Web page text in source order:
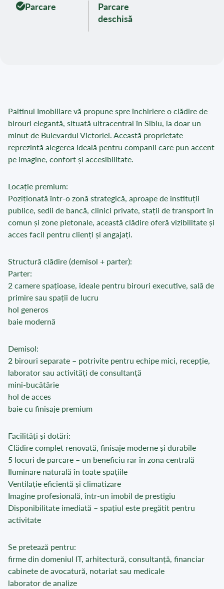
Parcare
Parcare
deschisă
Paltinul Imobiliare vă propune spre închiriere o clădire de
birouri elegantă, situată ultracentral în Sibiu, la doar un
minut de Bulevardul Victoriei. Această proprietate
reprezintă alegerea ideală pentru companii care pun accent
pe imagine, confort și accesibilitate.
Locație premium:
Poziționată într-o zonă strategică, aproape de instituții
publice, sedii de bancă, clinici private, stații de transport în
comun și zone pietonale, această clădire oferă vizibilitate și
acces facil pentru clienți și angajați.
Structură clădire (demisol + parter):
Parter:
2 camere spațioase, ideale pentru birouri executive, sală de
primire sau spații de lucru
hol generos
baie modernă
Demisol:
2 birouri separate – potrivite pentru echipe mici, recepție,
laborator sau activități de consultanță
mini-bucătărie
hol de acces
baie cu finisaje premium
Facilități și dotări:
Clădire complet renovată, finisaje moderne și durabile
5 locuri de parcare – un beneficiu rar în zona centrală
Iluminare naturală în toate spațiile
Ventilație eficientă și climatizare
Imagine profesională, într-un imobil de prestigiu
Disponibilitate imediată – spațiul este pregătit pentru
activitate
Se pretează pentru:
firme din domeniul IT, arhitectură, consultanță, financiar
cabinete de avocatură, notariat sau medicale
laborator de analize